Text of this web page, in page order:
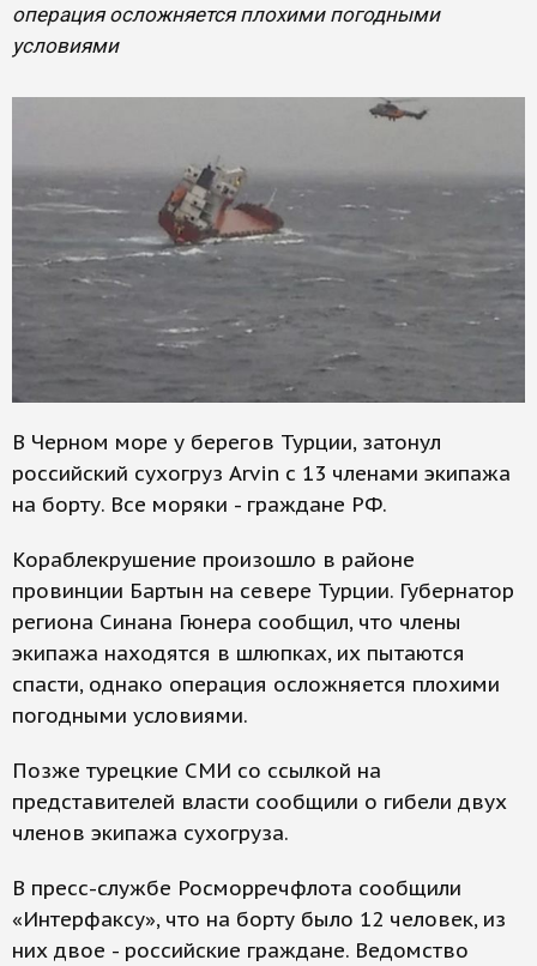
операция осложняется плохими погодными
условиями
В Черном море у берегов Турции, затонул
российский сухогруз Arvin с 13 членами экипажа
на борту. Все моряки - граждане РФ.
Кораблекрушение произошло в районе
провинции Бартын на севере Турции. Губернатор
региона Синана Гюнера сообщил, что члены
экипажа находятся в шлюпках, их пытаются
спасти, однако операция осложняется плохими
погодными условиями.
Позже турецкие СМИ со ссылкой на
представителей власти сообщили о гибели двух
членов экипажа сухогруза.
В пресс-службе Росморречфлота сообщили
«Интерфаксу», что на борту было 12 человек, из
них двое - российские граждане. Ведомство